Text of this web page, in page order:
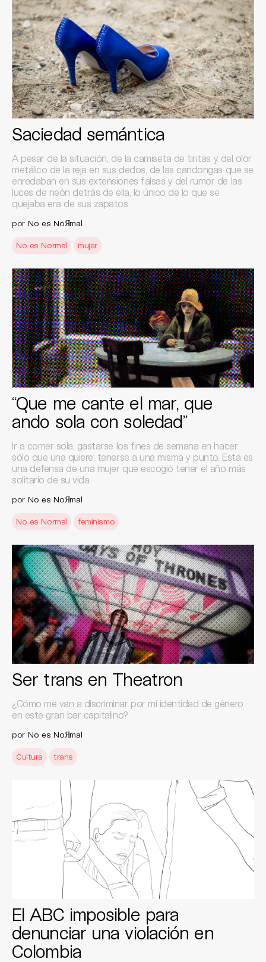
Saciedad semántica
A pesar de la situación, de la camiseta de tiritas y del olor
metálico de la reja en sus dedos, de las candongas que se
enredaban en sus extensiones falsas y del rumor de las
luces de neón detrás de ella, lo único de lo que se
quejaba era de sus zapatos.
por No es NoЯmal
No es Normal mujer
“Que me cante el mar, que
ando sola con soledad”
Ir a comer sola, gastarse los fines de semana en hacer
sólo que una quiere: tenerse a una misma y punto. Esta es
una defensa de una mujer que escogió tener el año más
solitario de su vida.
por No es NoЯmal
No es Normal feminismo
Ser trans en Theatron
¿Cómo me van a discriminar por mi identidad de género
en este gran bar capitalino?
por No es NoЯmal
Cultura trans
El ABC imposible para
denunciar una violación en
Colombia